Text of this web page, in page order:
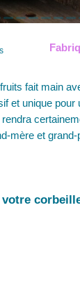
fait main
et unique pour
mère et